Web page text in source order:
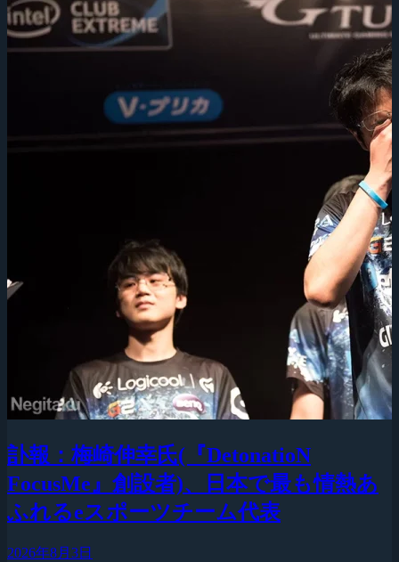
訃報：梅崎伸幸氏(『DetonatioN
FocusMe』創設者)、日本で最も情熱あ
ふれるeスポーツチーム代表
2026年8月3日